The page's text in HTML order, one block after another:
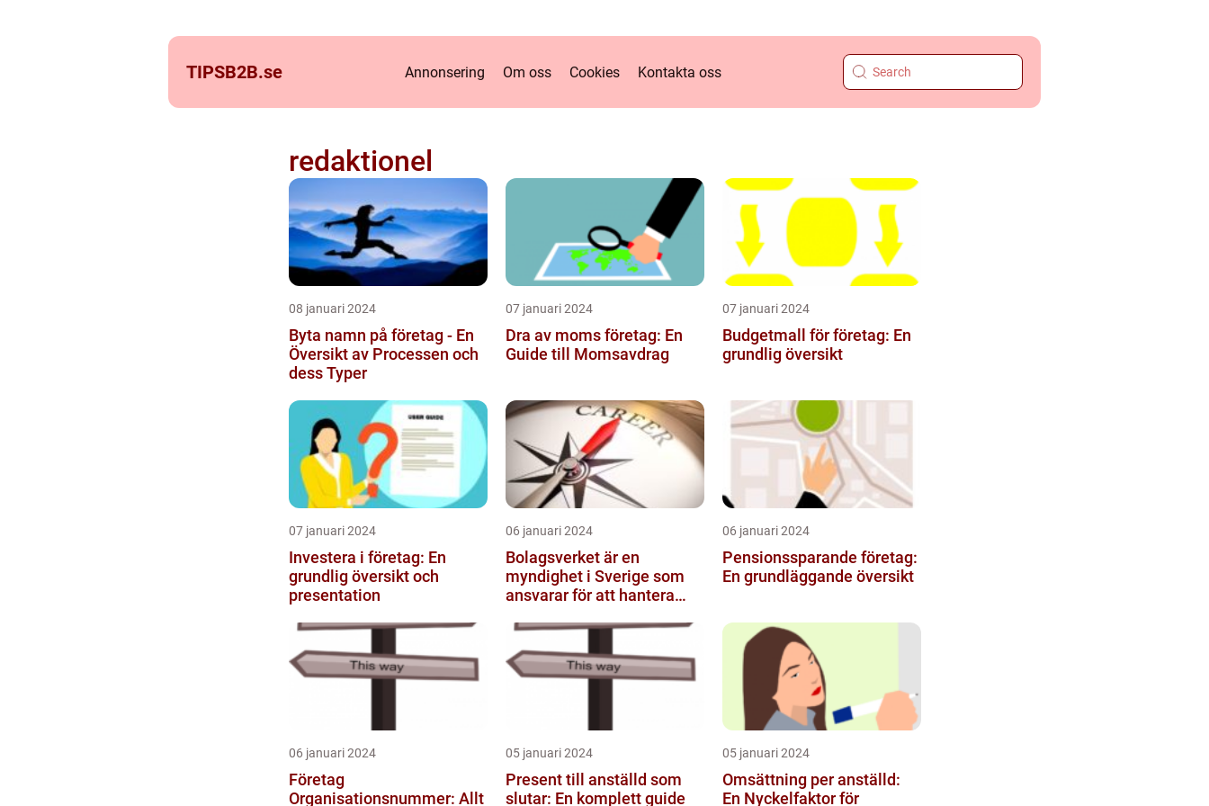
TIPSB2B.se Annonsering Om oss Cookies Kontakta oss
redaktionel
08 januari 2024
Byta namn på företag - En
Översikt av Processen och
dess Typer
07 januari 2024
Dra av moms företag: En
Guide till Momsavdrag
07 januari 2024
Budgetmall för företag: En
grundlig översikt
07 januari 2024
Investera i företag: En
grundlig översikt och
presentation
06 januari 2024
Bolagsverket är en
myndighet i Sverige som
ansvarar för att hantera
övervakning av ...
06 januari 2024
Pensionssparande företag:
En grundläggande översikt
06 januari 2024
Företag
Organisationsnummer: Allt
05 januari 2024
Present till anställd som
slutar: En komplett guide
05 januari 2024
Omsättning per anställd:
En Nyckelfaktor för